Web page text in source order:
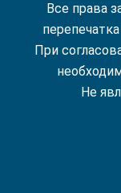
Все права
При
Не